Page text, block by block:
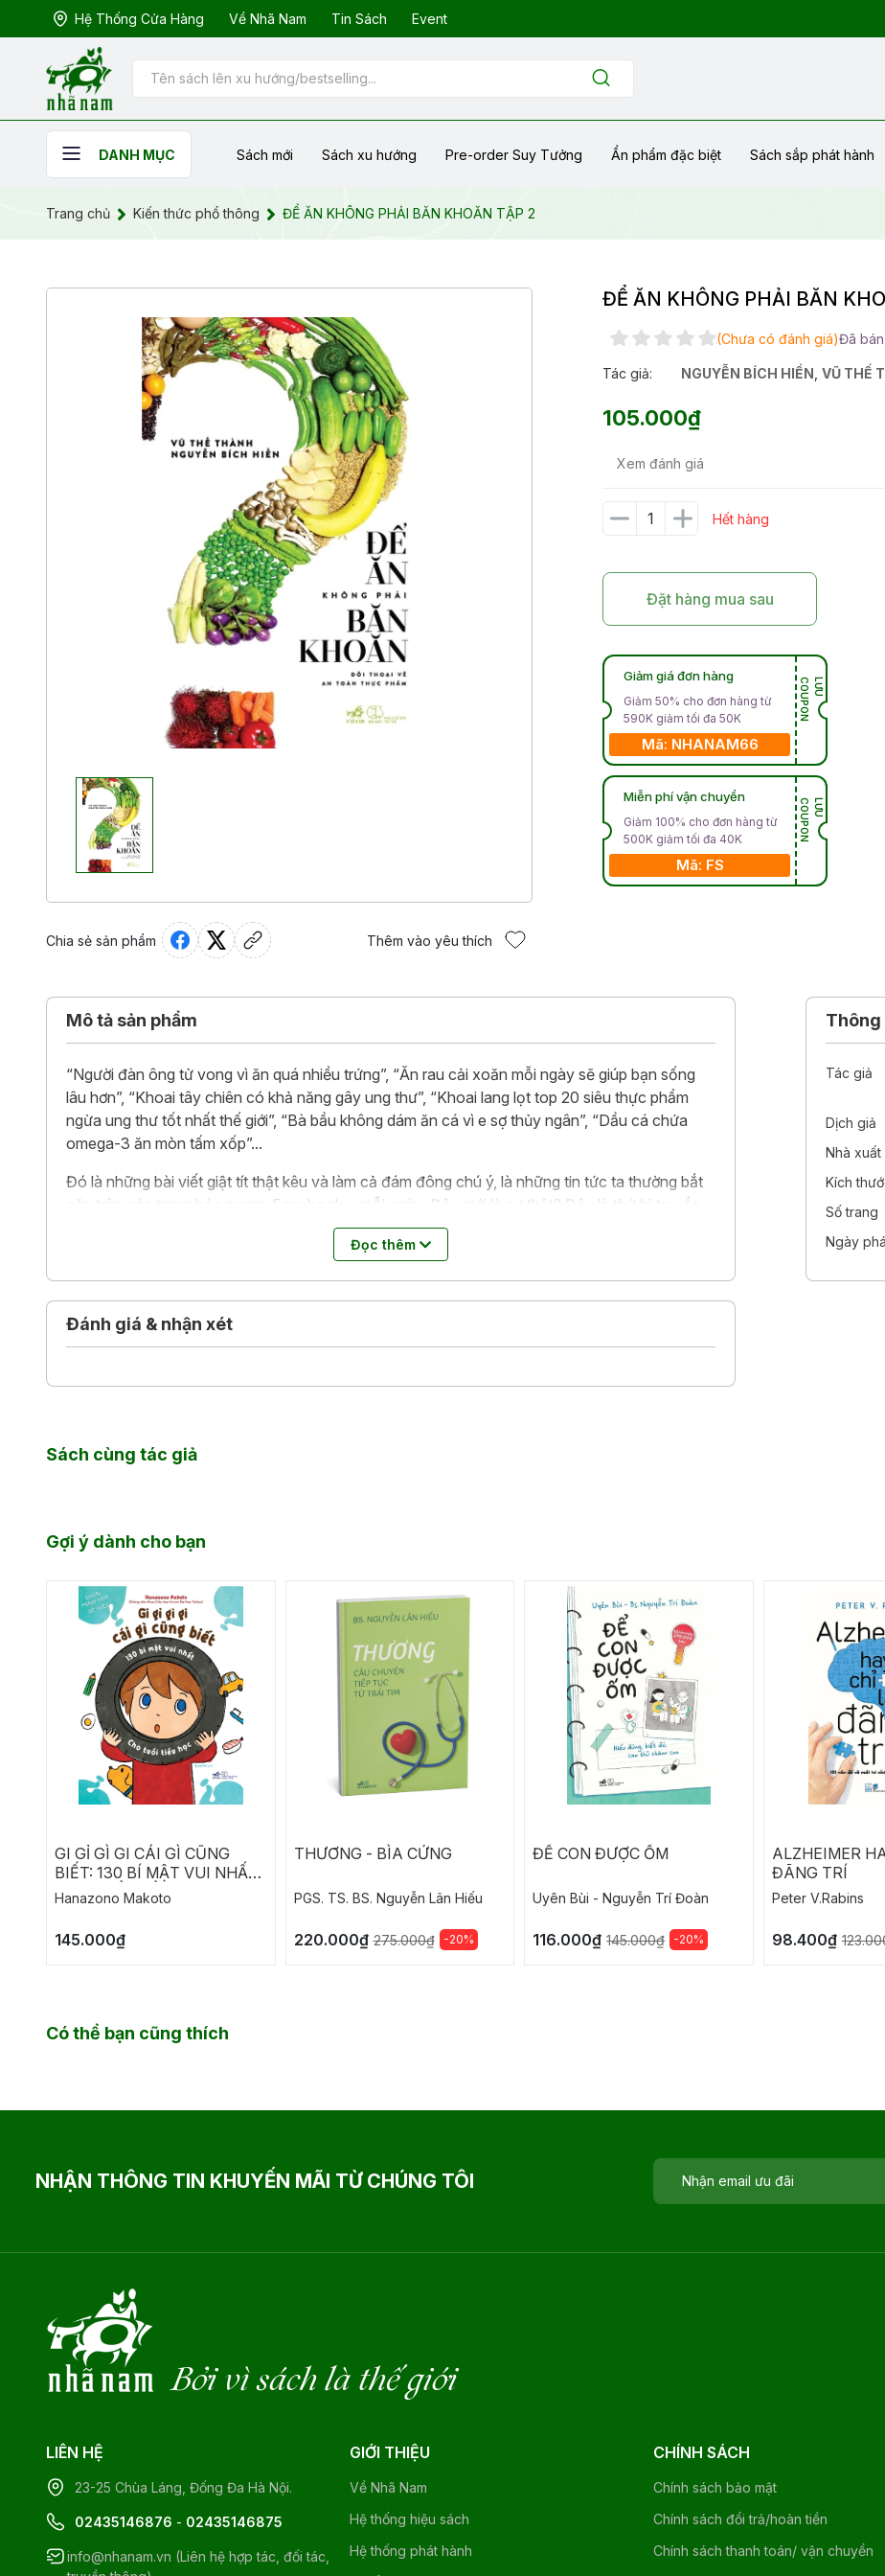
Hệ Thống Cửa Hàng Về Nhã Nam Tin Sách Event
DANH MỤC Sách mới Sách xu hướng Pre-order Suy Tưởng Ẩn phẩm đặc biệt Sách sắp phát hành
Trang chủ Kiến thức phổ thông ĐỂ ĂN KHÔNG PHẢI BĂN KHOĂN TẬP 2
Chia sẻ sản phẩm Thêm vào yêu thích
ĐỂ ĂN KHÔNG PHẢI BĂN
(Chưa có đánh giá)Đã bán
Tác giả: NGUYỄN BÍCH HIỀN ,VŨ THẾ
105.000₫
Xem đánh giá
Hết hàng
Đặt hàng mua sau
Giảm giá đơn hàng
Giảm 50% cho đơn hàng từ
590K giảm tối đa 50K
Mã: NHANAM66
L
Ư
U
C
O
U
P
O
N
Miễn phí vận chuyển
Giảm 100% cho đơn hàng từ
500K giảm tối đa 40K
Mã: FS
L
Ư
U
C
O
U
P
O
N
Mô tả sản phẩm
“Người đàn ông tử vong vì ăn quá nhiều trứng”, “Ăn rau cải xoăn mỗi ngày sẽ giúp bạn sống
lâu hơn”, “Khoai tây chiên có khả năng gây ung thư”, “Khoai lang lọt top 20 siêu thực phẩm
ngừa ung thư tốt nhất thế giới”, “Bà bầu không dám ăn cá vì e sợ thủy ngân”, “Dầu cá chứa
omega-3 ăn mòn tấm xốp”...
Đó là những bài viết giật tít thật kêu và làm cả đám đông chú ý, là những tin tức ta thường bắt
gặp trên các trang báo mạng, Facebook… mỗi ngày. Đâu mới là sự thật? Đâu là thứ bị truyền
thông thổi phồng mặt xấu, giấu đi mặt lợi để câu độc giả? Đâu là thực phẩm được định hướng
Đọc thêm
Đánh giá & nhận xét
Tác giả
Dịch giả
Nhà xuất
Kích
Số trang
Ngày
Sách cùng tác giả
Gợi ý dành cho bạn
GI GỈ GÌ GI CÁI GÌ CŨNG
BIẾT: 130 BÍ MẬT VUI NHẤT
CHO TUỔI TIỂU HỌC
Hanazono Makoto
145.000₫
THƯƠNG - BÌA CỨNG
PGS. TS. BS. Nguyễn Lân Hiếu
220.000₫ 275.000₫ -20%
ĐỂ CON ĐƯỢC ỐM
Uyên Bùi - Nguyễn Trí Đoàn
116.000₫ 145.000₫ -20%
ALZHEIMER
ĐÃNG TRÍ
Peter V.Rabins
98.400₫
Có thể bạn cũng thích
NHẬN THÔNG TIN KHUYẾN MÃI TỪ CHÚNG TÔI
Bởi vì sách là thế giới
LIÊN HỆ
23-25 Chùa Láng, Đống Đa Hà Nội.
02435146876 - 02435146875
info@nhanam.vn (Liên hệ hợp tác, đối tác,
GIỚI THIỆU
Về Nhã Nam
Hệ thống hiệu sách
Hệ thống phát hành
CHÍNH SÁCH
Chính sách bảo mật
Chính sách đổi trả/hoàn tiền
Chính sách thanh toán/ vận chuyển